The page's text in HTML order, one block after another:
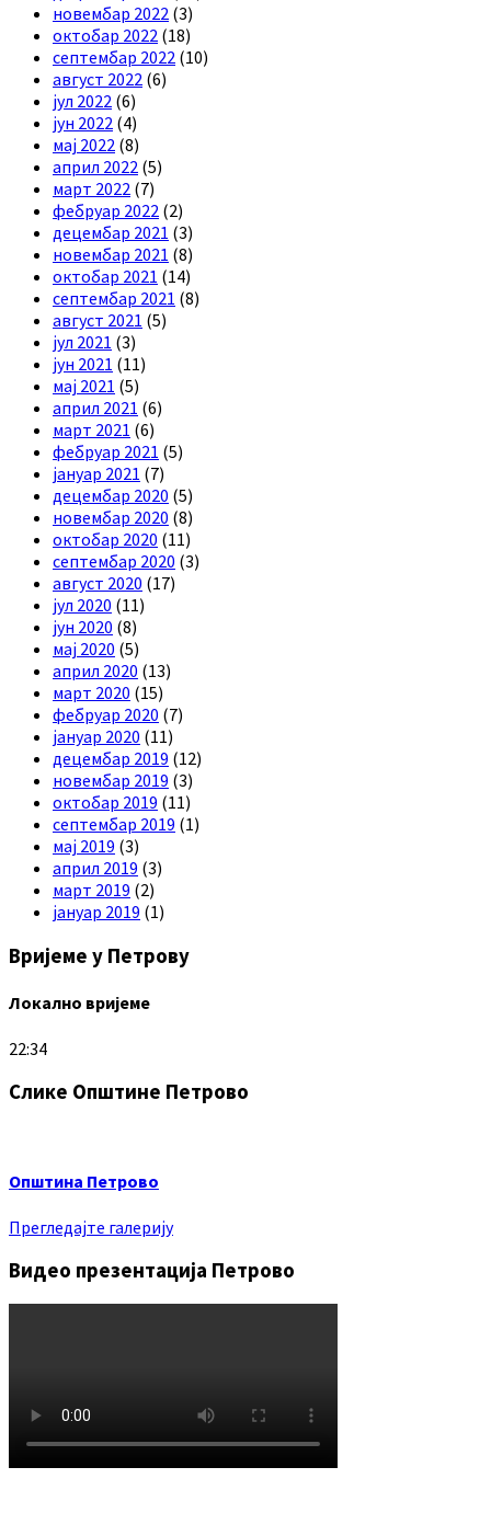
новембар 2022 (3)
октобар 2022 (18)
септембар 2022 (10)
август 2022 (6)
јул 2022 (6)
јун 2022 (4)
мај 2022 (8)
април 2022 (5)
март 2022 (7)
фебруар 2022 (2)
децембар 2021 (3)
новембар 2021 (8)
октобар 2021 (14)
септембар 2021 (8)
август 2021 (5)
јул 2021 (3)
јун 2021 (11)
мај 2021 (5)
април 2021 (6)
март 2021 (6)
фебруар 2021 (5)
јануар 2021 (7)
децембар 2020 (5)
новембар 2020 (8)
октобар 2020 (11)
септембар 2020 (3)
август 2020 (17)
јул 2020 (11)
јун 2020 (8)
мај 2020 (5)
април 2020 (13)
март 2020 (15)
фебруар 2020 (7)
јануар 2020 (11)
децембар 2019 (12)
новембар 2019 (3)
октобар 2019 (11)
септембар 2019 (1)
мај 2019 (3)
април 2019 (3)
март 2019 (2)
јануар 2019 (1)
Вријеме у Петрову
Локално вријеме
22:34
Слике Општине Петрово
Општина Петрово
Прегледајте галерију
Видео презентација Петрово